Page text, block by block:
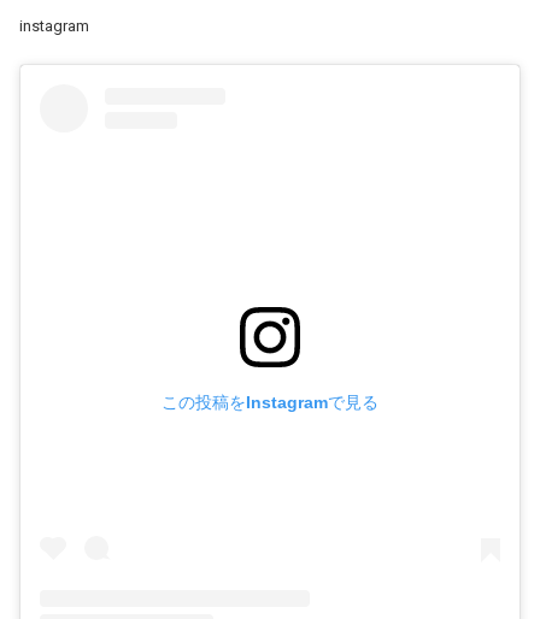
instagram
この投稿をInstagramで見る